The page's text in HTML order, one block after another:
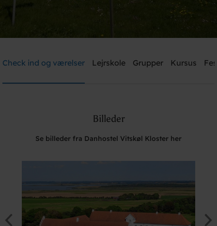
Brug for hjælp? Ring+45 5135 7765
Check ind og værelser Lejrskole Grupper Kursus
Billeder
Se billeder fra Danhostel Vitskøl Kloster her